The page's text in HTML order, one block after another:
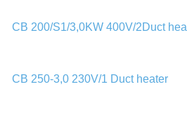
CB 200/S1/3,0KW 400V/2Duct hea
CB 250-3,0 230V/1 Duct heater